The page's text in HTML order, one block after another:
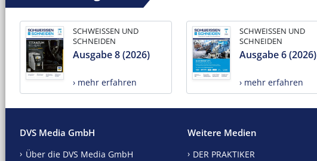
SCHWEISSEN UND
SCHNEIDEN
Ausgabe 8 (2026)
› mehr erfahren
SCHWEISSEN UND
SCHNEIDEN
Ausgabe 6 (2026)
› mehr erfahren
DVS Media GmbH
Über die DVS Media GmbH
Weitere Medien
DER PRAKTIKER